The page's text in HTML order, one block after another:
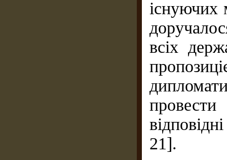
існуючих
всіх
21].